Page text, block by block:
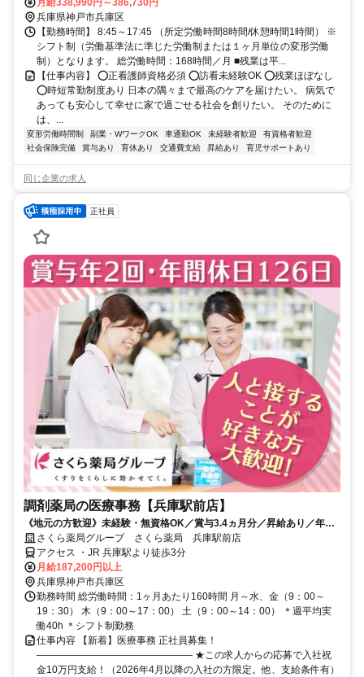
月給338,990円～386,730円
兵庫県神戸市兵庫区
【勤務時間】 8:45～17:45 （所定労働時間8時間/休憩時間1時間） ※
シフト制（労働基準法に準じた労働制または１ヶ月単位の変形労働
制）となります。 総労働時間：168時間／月 ■残業は平...
【仕事内容】 ⭕正看護師資格必須 ⭕訪看未経験OK ⭕残業ほぼなし
⭕時短常勤制度あり 日本の隅々まで最高のケアを届けたい。 病気で
あっても安心して幸せに家で過ごせる社会を創りたい。 そのために
は、...
変形労働時間制 副業・WワークOK 車通勤OK 未経験者歓迎
有資格者歓迎
社会保険完備
賞与あり 育休あり 交通費支給 昇給あり 育児サポートあり
同じ企業の求人
正社員
調剤薬局の医療事務【兵庫駅前店】
《地元の方歓迎》未経験・無資格OK／賞与3.4ヵ月分／昇給あり／年休
126日（前年度実績）／平均有休取得数11.5日（2025度実績）
さくら薬局グループ さくら薬局 兵庫駅前店
アクセス ・JR 兵庫駅より徒歩3分
月給187,200円以上
兵庫県神戸市兵庫区
勤務時間 総労働時間：1ヶ月あたり160時間 月～水、金（9：00～
19：30） 木（9：00～17：00） 土（9：00～14：00） ＊週平均実
働40h ＊シフト制勤務
仕事内容 【新着】医療事務 正社員募集！
―――――――――――――――― ★この求人からの応募で入社祝
金10万円支給！（2026年4月以降の入社の方限定。他、支給条件有）